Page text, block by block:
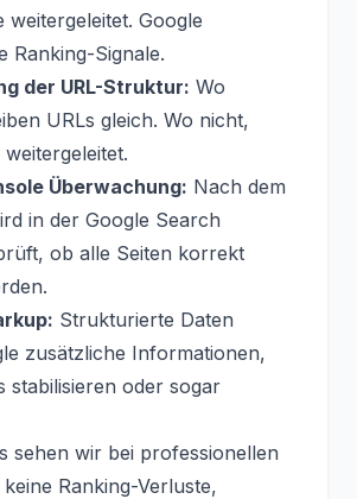
weitergeleitet. Google
Ranking-Signale.
der URL-Struktur: Wo
URLs gleich. Wo nicht,
Überwachung: Nach dem
in der Google Search
ob alle Seiten korrekt
Strukturierte Daten
zusätzliche Informationen,
stabilisieren oder sogar
sehen wir bei professionellen
Ranking-Verluste,